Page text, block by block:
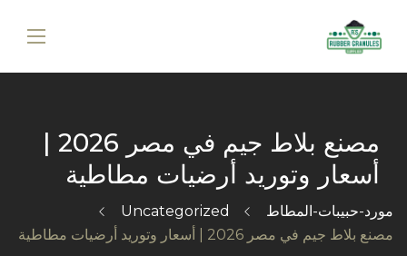
مصنع بلاط جيم في مصر 2026 |
أسعار وتوريد أرضيات مطاطية
مورد-حبيبات-المطاط
Uncategorized
مصنع بلاط جيم في مصر 2026 | أسعار وتوريد أرضيات مطاطية